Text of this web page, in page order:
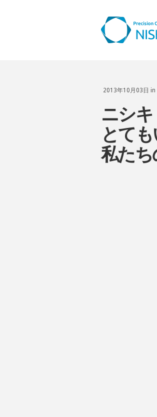
2013年10月03日 in
ニシキ
とて
私た